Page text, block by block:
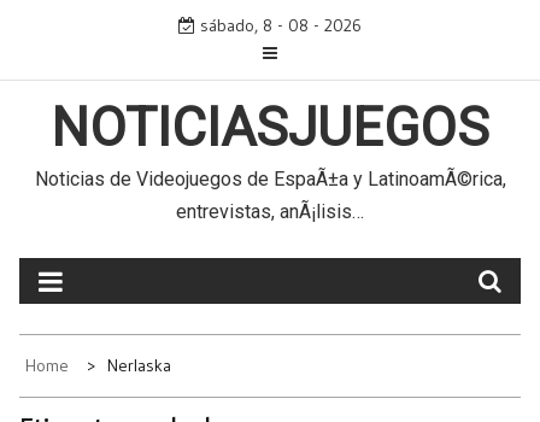
sábado, 8 - 08 - 2026
NOTICIASJUEGOS
Noticias de Videojuegos de EspaÃ±a y LatinoamÃ©rica,
entrevistas, anÃ¡lisis…
Home Nerlaska